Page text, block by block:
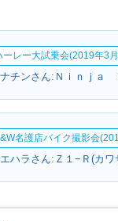
ーレー大試乗会(2019年3
チンさん:Ｎｉｎｊａ
名護店バイク撮影会
ハラさん:Ｚ１−Ｒ(カワ